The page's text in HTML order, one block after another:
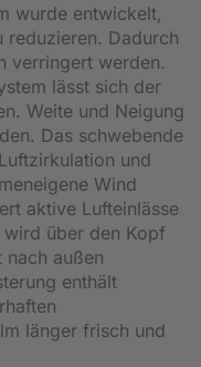
wurde entwickelt,
reduzieren. Dadurch
verringert werden.
lässt sich der
Weite und Neigung
Das schwebende
und
Wind
aktive Lufteinlässe
wird über den Kopf
außen
enthält
länger frisch und